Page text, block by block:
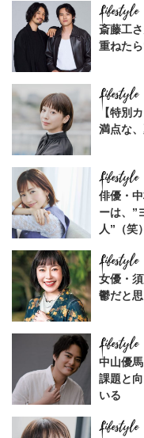
Lifestyle
斎藤工
重ねた
Lifestyle
【特別
満点な
Lifestyle
俳優・
ーは、”
人”（笑
Lifestyle
女優・
鬱だと
Lifestyle
中山優
課題と
いる
Lifestyle